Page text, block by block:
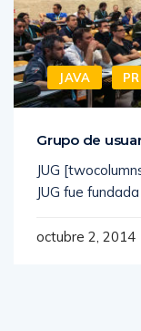
JAVA
Grupo de
JUG
JUG fue
octubre 2, 2014